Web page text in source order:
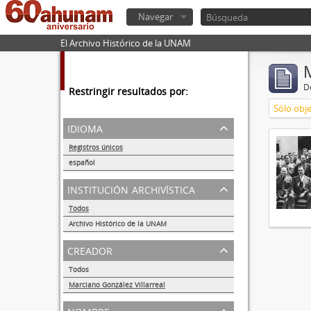
Navegar
El Archivo Histórico de la UNAM
Restringir resultados por:
idioma
Registros únicos
español
1
institución archivística
Todos
Archivo Histórico de la UNAM
1
creador
Todos
Marciano González Villarreal
1
Sólo